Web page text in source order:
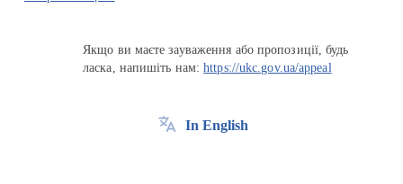
Якщо ви маєте зауваження або пропозиції, будь
ласка, напишіть нам:https://ukc.gov.ua/appeal
In English